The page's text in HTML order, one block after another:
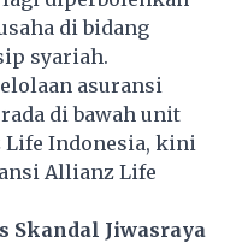
di bidang
syariah.
asuransi
di bawah unit
Indonesia, kini
Allianz Life
Skandal Jiwasraya